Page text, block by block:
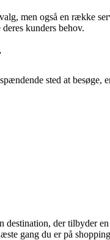
men også en række
kunders behov.
sted at besøge,
destination, der tilbyder
gang du er på